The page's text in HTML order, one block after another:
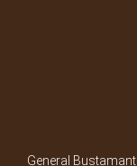
General